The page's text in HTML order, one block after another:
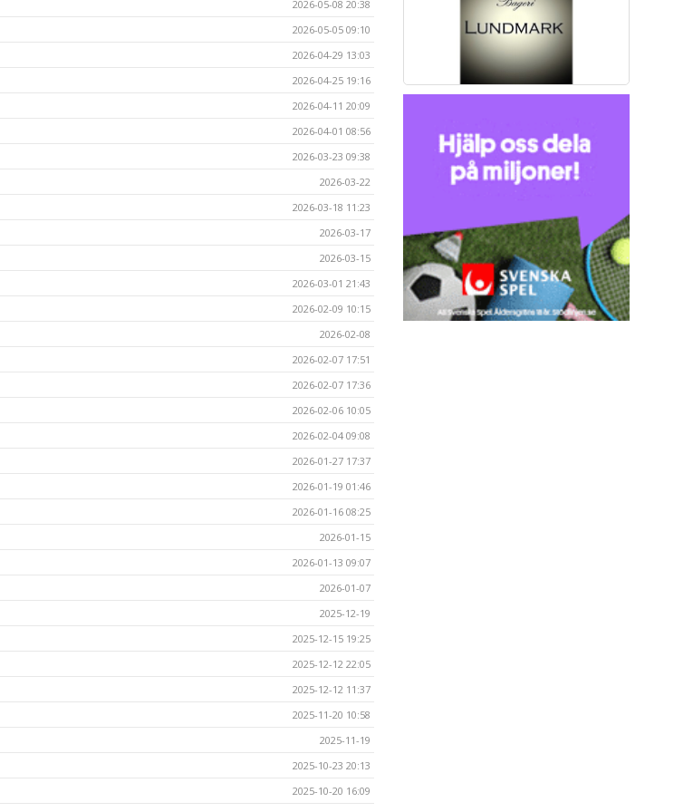
2026-05-08 20:38
2026-05-05 09:10
2026-04-29 13:03
2026-04-25 19:16
2026-04-11 20:09
2026-04-01 08:56
2026-03-23 09:38
2026-03-22
2026-03-18 11:23
2026-03-17
2026-03-15
2026-03-01 21:43
2026-02-09 10:15
2026-02-08
2026-02-07 17:51
2026-02-07 17:36
2026-02-06 10:05
2026-02-04 09:08
2026-01-27 17:37
2026-01-19 01:46
2026-01-16 08:25
2026-01-15
2026-01-13 09:07
2026-01-07
2025-12-19
2025-12-15 19:25
2025-12-12 22:05
2025-12-12 11:37
2025-11-20 10:58
2025-11-19
2025-10-23 20:13
2025-10-20 16:09